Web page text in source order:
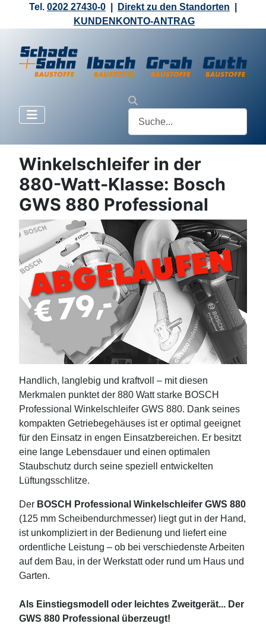
Tel. 0202 27430-0 Direkt zu den Standorten
KUNDENKONTO-ANTRAG
Winkelschleifer in der
880-Watt-Klasse: Bosch
GWS 880 Professional
Handlich, langlebig und kraftvoll – mit diesen
Merkmalen punktet der 880 Watt starke BOSCH
Professional Winkelschleifer GWS 880. Dank seines
kompakten Getriebegehäuses ist er optimal geeignet
für den Einsatz in engen Einsatzbereichen. Er besitzt
eine lange Lebensdauer und einen optimalen
Staubschutz durch seine speziell entwickelten
Lüftungsschlitze.
Der BOSCH Professional Winkelschleifer GWS 880
(125 mm Scheibendurchmesser) liegt gut in der Hand,
ist unkompliziert in der Bedienung und liefert eine
ordentliche Leistung – ob bei verschiedenste Arbeiten
auf dem Bau, in der Werkstatt oder rund um Haus und
Garten.
Als Einstiegsmodell oder leichtes Zweitgerät... Der
GWS 880 Professional überzeugt!